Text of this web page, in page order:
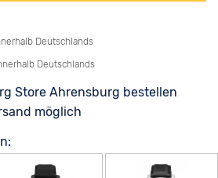
Deutschlands
Deutschlands
Store Ahrensburg bestellen
möglich